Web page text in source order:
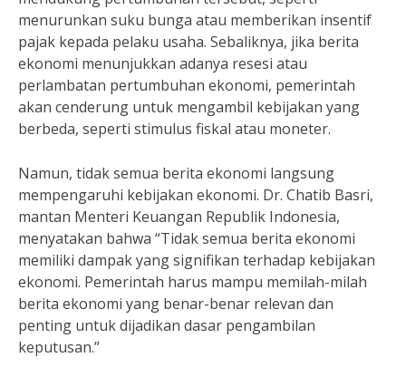
menurunkan suku bunga atau memberikan insentif
pajak kepada pelaku usaha. Sebaliknya, jika berita
ekonomi menunjukkan adanya resesi atau
perlambatan pertumbuhan ekonomi, pemerintah
akan cenderung untuk mengambil kebijakan yang
berbeda, seperti stimulus fiskal atau moneter.
Namun, tidak semua berita ekonomi langsung
mempengaruhi kebijakan ekonomi. Dr. Chatib Basri,
mantan Menteri Keuangan Republik Indonesia,
menyatakan bahwa “Tidak semua berita ekonomi
memiliki dampak yang signifikan terhadap kebijakan
ekonomi. Pemerintah harus mampu memilah-milah
berita ekonomi yang benar-benar relevan dan
penting untuk dijadikan dasar pengambilan
keputusan.”